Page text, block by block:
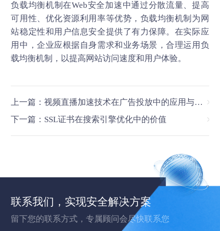
负载均衡机制在Web安全加速中通过分散流量、提高
可用性、优化资源利用率等优势，负载均衡机制为网
站稳定性和用户信息安全提供了有力保障。在实际应
用中，企业应根据自身需求和业务场景，合理运用负
载均衡机制，以提高网站访问速度和用户体验。
上一篇：视频直播加速技术在广告投放中的应用与优化
下一篇：SSL证书在搜索引擎优化中的价值
联系我们，实现安全解决方案
留下您的联系方式，专属顾问会尽快联系您